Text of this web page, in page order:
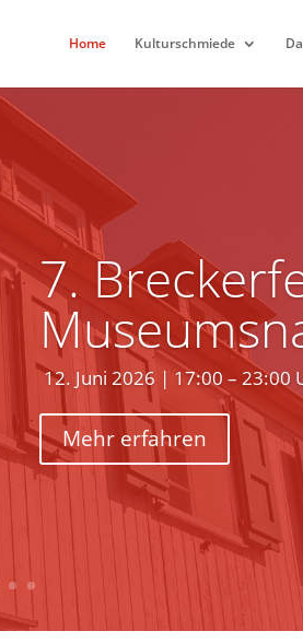
Home Kulturschmiede
7.
12. Juni 2026 | 17:00 – 23:00
Mehr erfahren